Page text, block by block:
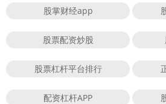
股掌财经app
股票配资炒股
股票杠杆平台排行
配资杠杆APP